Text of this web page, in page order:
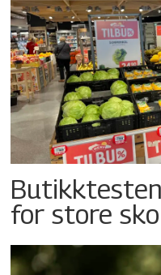
for store sko